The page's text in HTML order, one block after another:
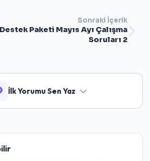
Sonraki İçerik
Destek Paketi Mayıs Ayı Çalışma
Soruları 2
İlk Yorumu Sen Yaz